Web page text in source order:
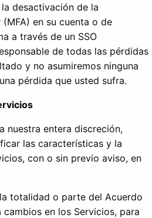
desactivación de la
en su cuenta o de
a través de un SSO
de todas las pérdidas
y no asumiremos ninguna
pérdida que usted sufra.
nuestra entera discreción,
las características y la
con o sin previo aviso, en
totalidad o parte del Acuerdo
en los Servicios, para